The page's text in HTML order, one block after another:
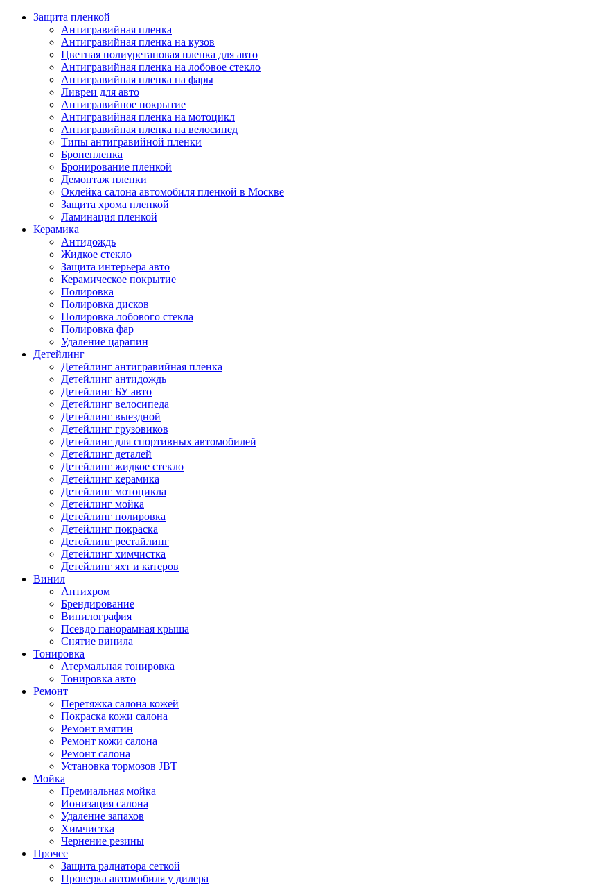
Защита пленкой
Антигравийная пленка
Антигравийная пленка на кузов
Цветная полиуретановая пленка для авто
Антигравийная пленка на лобовое стекло
Антигравийная пленка на фары
Ливреи для авто
Антигравийное покрытие
Антигравийная пленка на мотоцикл
Антигравийная пленка на велосипед
Типы антигравийной пленки
Бронепленка
Бронирование пленкой
Демонтаж пленки
Оклейка салона автомобиля пленкой в Москве
Защита хрома пленкой
Ламинация пленкой
Керамика
Антидождь
Жидкое стекло
Защита интерьера авто
Керамическое покрытие
Полировка
Полировка дисков
Полировка лобового стекла
Полировка фар
Удаление царапин
Детейлинг
Детейлинг антигравийная пленка
Детейлинг антидождь
Детейлинг БУ авто
Детейлинг велосипеда
Детейлинг выездной
Детейлинг грузовиков
Детейлинг для спортивных автомобилей
Детейлинг деталей
Детейлинг жидкое стекло
Детейлинг керамика
Детейлинг мотоцикла
Детейлинг мойка
Детейлинг полировка
Детейлинг покраска
Детейлинг рестайлинг
Детейлинг химчистка
Детейлинг яхт и катеров
Винил
Антихром
Брендирование
Винилография
Псевдо панорамная крыша
Снятие винила
Тонировка
Атермальная тонировка
Тонировка авто
Ремонт
Перетяжка салона кожей
Покраска кожи салона
Ремонт вмятин
Ремонт кожи салона
Ремонт салона
Установка тормозов JBT
Мойка
Премиальная мойка
Ионизация салона
Удаление запахов
Химчистка
Чернение резины
Прочее
Защита радиатора сеткой
Проверка автомобиля у дилера